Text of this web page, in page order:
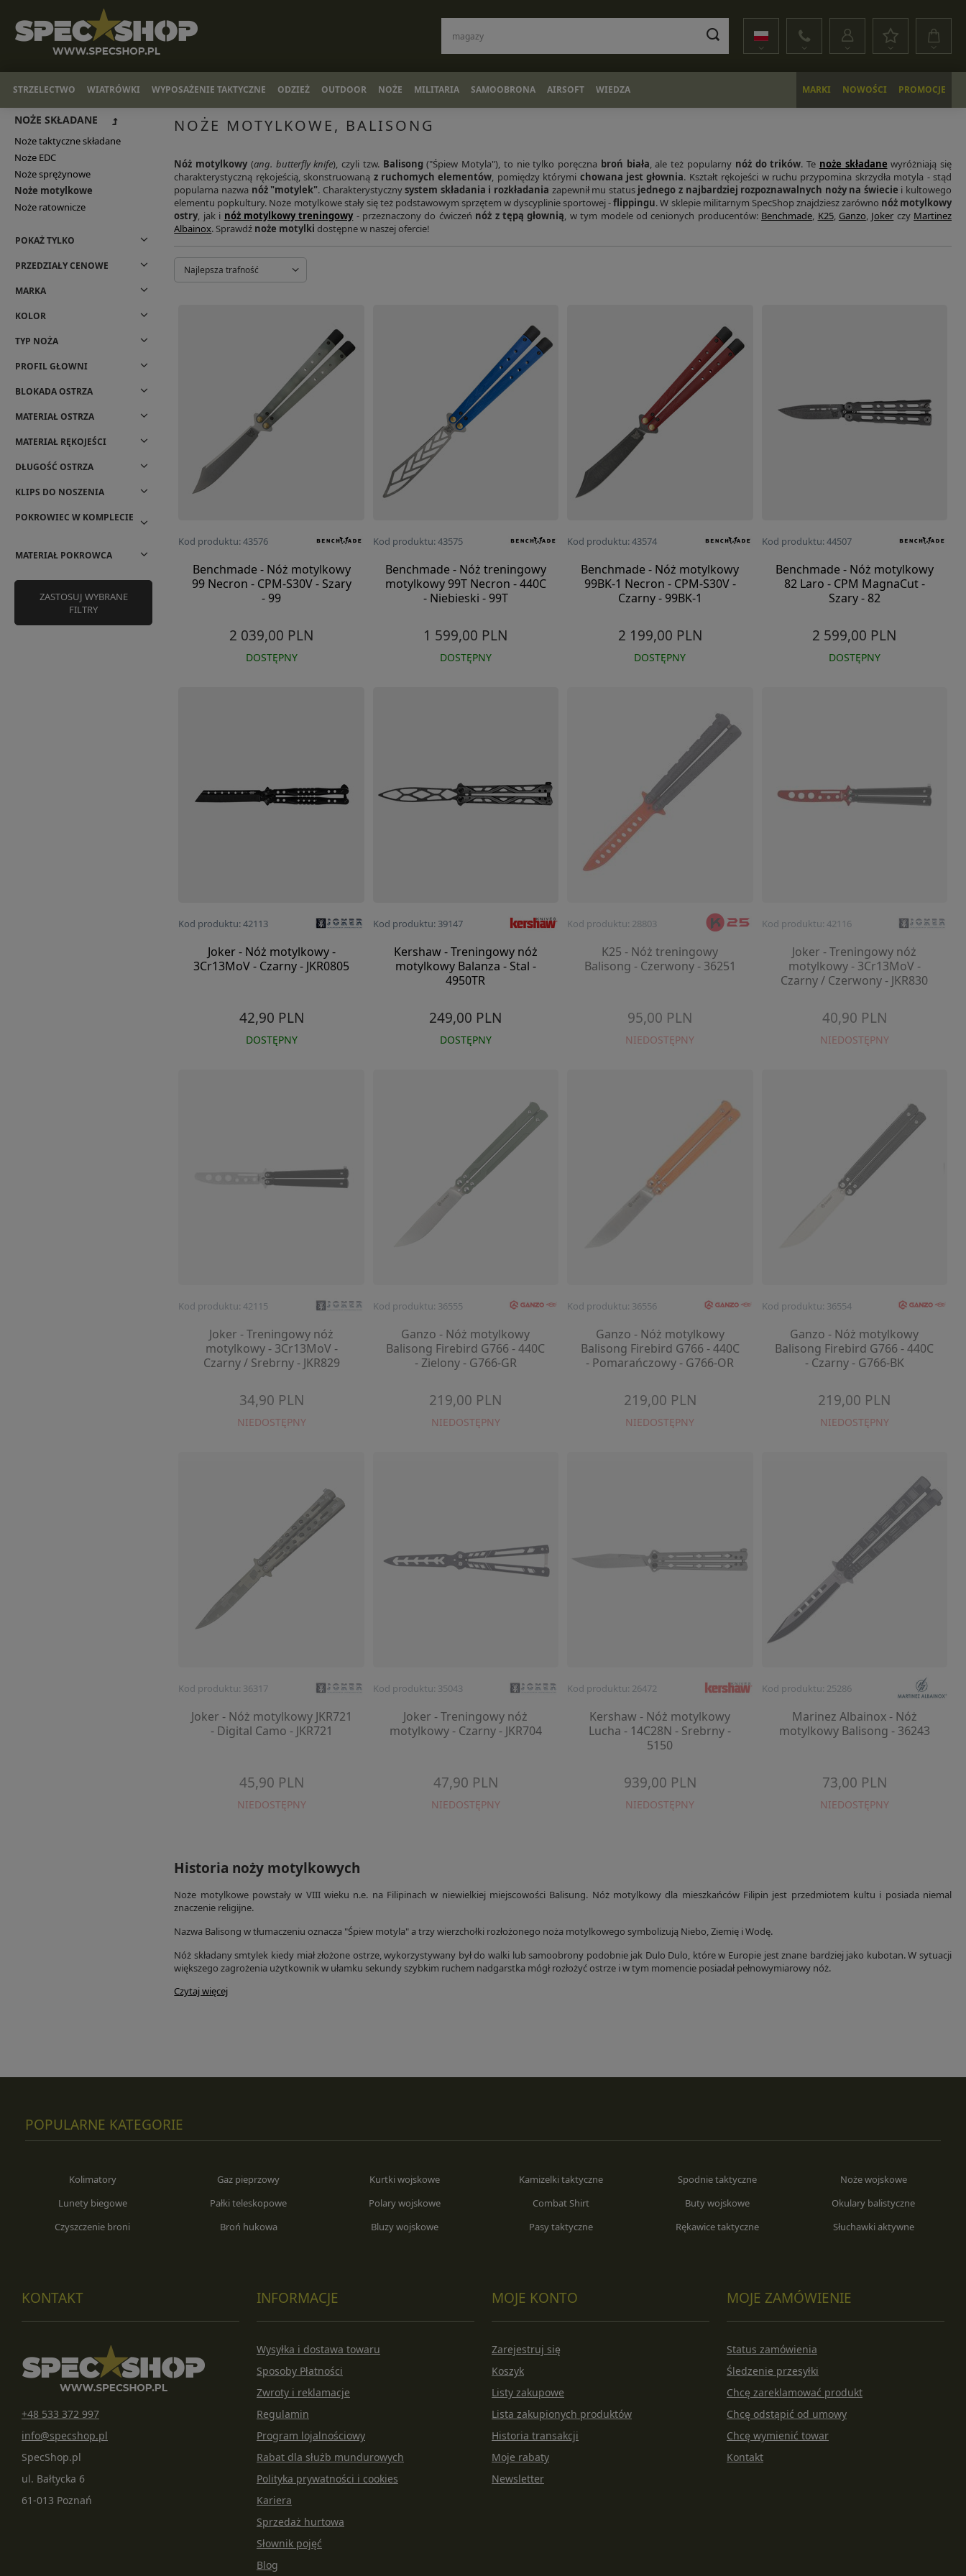
STRZELECTWO WIATRÓWKI WYPOSAŻENIE TAKTYCZNE ODZIEŻ OUTDOOR NOŻE MILITARIA SAMOOBRONA AIRSOFT WIEDZA MARKI NOWOŚCI PROMOCJE
NOŻE SKŁADANE
Noże taktyczne składane
Noże EDC
Noże sprężynowe
Noże motylkowe
Noże ratownicze
POKAŻ TYLKO
PRZEDZIAŁY CENOWE
MARKA
KOLOR
TYP NOŻA
PROFIL GŁOWNI
BLOKADA OSTRZA
MATERIAŁ OSTRZA
MATERIAŁ RĘKOJEŚCI
DŁUGOŚĆ OSTRZA
KLIPS DO NOSZENIA
POKROWIEC W KOMPLECIE
MATERIAŁ POKROWCA
ZASTOSUJ WYBRANE
FILTRY
NOŻE MOTYLKOWE, BALISONG
Nóż motylkowy (ang. butterfly knife), czyli tzw. Balisong ("Śpiew Motyla"), to nie tylko poręczna broń biała, ale też popularny nóż do trików. Te noże składane wyróżniają się
charakterystyczną rękojeścią, skonstruowaną z ruchomych elementów, pomiędzy którymi chowana jest głownia. Kształt rękojeści w ruchu przypomina skrzydła motyla - stąd
popularna nazwa nóż "motylek". Charakterystycznysystem składania i rozkładania zapewnił mu status jednego z najbardziej rozpoznawalnych noży na świecie i kultowego
elementu popkultury. Noże motylkowe stały się też podstawowym sprzętem w dyscyplinie sportowej -flippingu. W sklepie militarnym SpecShop znajdziesz zarówno nóż motylkowy
ostry, jak i nóż motylkowy treningowy- przeznaczony do ćwiczeń nóż z tępą głownią, w tym modele od cenionych producentów: Benchmade, K25, Ganzo, Joker czy Martinez
Albainox. Sprawdź noże motylki dostępne w naszej ofercie!
Najlepsza trafność
Kod produktu: 43576
Benchmade - Nóż motylkowy
99 Necron - CPM-S30V - Szary
- 99
2 039,00 PLN
DOSTĘPNY
Kod produktu: 43575
Benchmade - Nóż treningowy
motylkowy 99T Necron - 440C
- Niebieski - 99T
1 599,00 PLN
DOSTĘPNY
Kod produktu: 43574
Benchmade - Nóż motylkowy
99BK-1 Necron - CPM-S30V -
Czarny - 99BK-1
2 199,00 PLN
DOSTĘPNY
Kod produktu: 44507
Benchmade - Nóż motylkowy
82 Laro - CPM MagnaCut -
Szary - 82
2 599,00 PLN
DOSTĘPNY
Kod produktu: 42113
Joker - Nóż motylkowy -
3Cr13MoV - Czarny - JKR0805
42,90 PLN
DOSTĘPNY
Kod produktu: 39147
Kershaw - Treningowy nóż
motylkowy Balanza - Stal -
4950TR
249,00 PLN
DOSTĘPNY
Kod produktu: 28803
K25 - Nóż treningowy
Balisong - Czerwony - 36251
95,00 PLN
NIEDOSTĘPNY
Kod produktu: 42116
Joker - Treningowy nóż
motylkowy - 3Cr13MoV -
Czarny / Czerwony - JKR830
40,90 PLN
NIEDOSTĘPNY
Kod produktu: 42115
Joker - Treningowy nóż
motylkowy - 3Cr13MoV -
Czarny / Srebrny - JKR829
34,90 PLN
NIEDOSTĘPNY
Kod produktu: 36555
Ganzo - Nóż motylkowy
Balisong Firebird G766 - 440C
- Zielony - G766-GR
219,00 PLN
NIEDOSTĘPNY
Kod produktu: 36556
Ganzo - Nóż motylkowy
Balisong Firebird G766 - 440C
- Pomarańczowy - G766-OR
219,00 PLN
NIEDOSTĘPNY
Kod produktu: 36554
Ganzo - Nóż motylkowy
Balisong Firebird G766 - 440C
- Czarny - G766-BK
219,00 PLN
NIEDOSTĘPNY
Kod produktu: 36317
Joker - Nóż motylkowy JKR721
- Digital Camo - JKR721
45,90 PLN
NIEDOSTĘPNY
Kod produktu: 35043
Joker - Treningowy nóż
motylkowy - Czarny - JKR704
47,90 PLN
NIEDOSTĘPNY
Kod produktu: 26472
Kershaw - Nóż motylkowy
Lucha - 14C28N - Srebrny -
5150
939,00 PLN
NIEDOSTĘPNY
Kod produktu: 25286
Marinez Albainox - Nóż
motylkowy Balisong - 36243
73,00 PLN
NIEDOSTĘPNY
Historia noży motylkowych
Noże motylkowe powstały w VIII wieku n.e. na Filipinach w niewielkiej miejscowości Balisung. Nóż motylkowy dla mieszkańców Filipin jest przedmiotem kultu i posiada niemal
znaczenie religijne.
Nazwa Balisong w tłumaczeniu oznacza "Śpiew motyla" a trzy wierzchołki rozłożonego noża motylkowego symbolizują Niebo, Ziemię i Wodę.
Nóż składany smtylek kiedy miał złożone ostrze, wykorzystywany był do walki lub samoobrony podobnie jak Dulo Dulo, które w Europie jest znane bardziej jako kubotan. W sytuacji
większego zagrożenia użytkownik w ułamku sekundy szybkim ruchem nadgarstka mógł rozłożyć ostrze i w tym momencie posiadał pełnowymiarowy nóż.
Czytaj więcej
POPULARNE KATEGORIE
Kolimatory
Lunety biegowe
Czyszczenie broni
Gaz pieprzowy
Pałki teleskopowe
Broń hukowa
Kurtki wojskowe
Polary wojskowe
Bluzy wojskowe
Kamizelki taktyczne
Combat Shirt
Pasy taktyczne
Spodnie taktyczne
Buty wojskowe
Rękawice taktyczne
Noże wojskowe
Okulary balistyczne
Słuchawki aktywne
MOJE ZAMÓWIENIE
Status zamówienia
Śledzenie przesyłki
Chcę zareklamować produkt
Chcę odstąpić od umowy
Chcę wymienić towar
Kontakt
MOJE KONTO
Zarejestruj się
Koszyk
Listy zakupowe
Lista zakupionych produktów
Historia transakcji
Moje rabaty
Newsletter
KONTAKT
+48 533 372 997
info@specshop.pl
SpecShop.pl
ul. Bałtycka 6
61-013 Poznań
INFORMACJE
Wysyłka i dostawa towaru
Sposoby Płatności
Zwroty i reklamacje
Regulamin
Program lojalnościowy
Rabat dla służb mundurowych
Polityka prywatności i cookies
Kariera
Sprzedaż hurtowa
Słownik pojęć
Blog